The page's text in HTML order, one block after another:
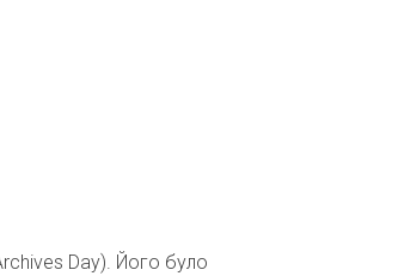
Day). Його було